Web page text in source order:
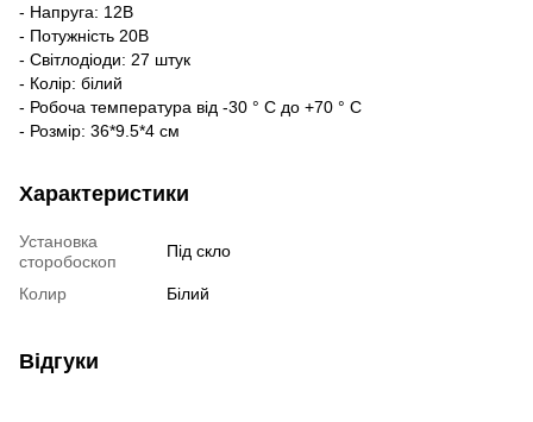
- Напруга: 12В
- Потужність 20В
- Світлодіоди: 27 штук
- Колір: білий
- Робоча температура від -30 ° C до +70 ° C
- Розмір: 36*9.5*4 см
Характеристики
Установка
сторобоскоп
Під скло
Колир Білий
Відгуки